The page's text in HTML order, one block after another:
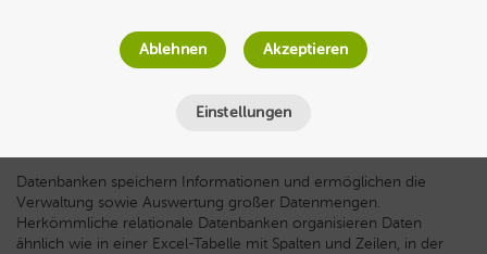
am3. Juli 2025
Minuten
Datenbanken speichern Informationen und ermöglichen die
Verwaltung sowie Auswertung großer Datenmengen.
Herkömmliche relationale Datenbanken organisieren Daten
ähnlich wie in einer Excel-Tabelle mit Spalten und Zeilen, in der
Einstellungen
Ablehnen Akzeptieren